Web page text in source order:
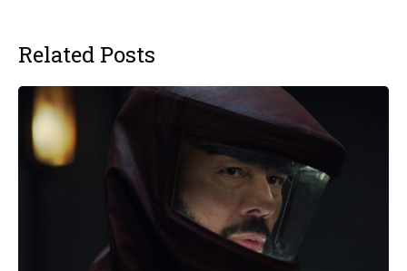
Related Posts